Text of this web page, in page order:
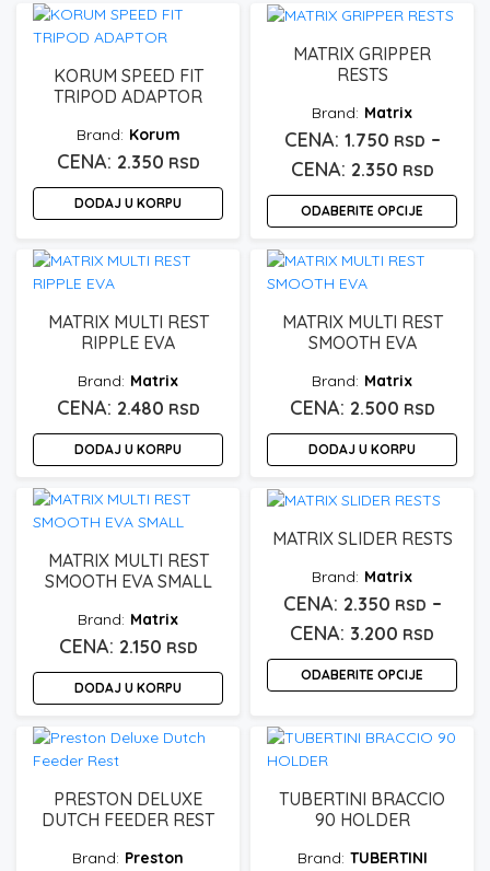
KORUM SPEED FIT
TRIPOD ADAPTOR
Korum
2.350 RSD
DODAJ U KORPU
MATRIX GRIPPER
RESTS
Matrix
1.750 RSD –
2.350 RSD
cena:
od
2.350
ODABERITE OPCIJE
Ovaj
proizvod
ima
više
varijanti.
izabrane
proizvoda.
MATRIX MULTI REST
RIPPLE EVA
Matrix
2.480 RSD
DODAJ U KORPU
MATRIX MULTI REST
SMOOTH EVA
Matrix
2.500 RSD
DODAJ U KORPU
MATRIX MULTI REST
SMOOTH EVA SMALL
Matrix
2.150 RSD
DODAJ U KORPU
MATRIX SLIDER RESTS
Matrix
2.350 RSD –
3.200 RSD
cena:
od
do
ODABERITE OPCIJE
proizvod
ima
varijanti.
mogu
PRESTON DELUXE
DUTCH FEEDER REST
Preston
TUBERTINI BRACCIO
90 HOLDER
TUBERTINI